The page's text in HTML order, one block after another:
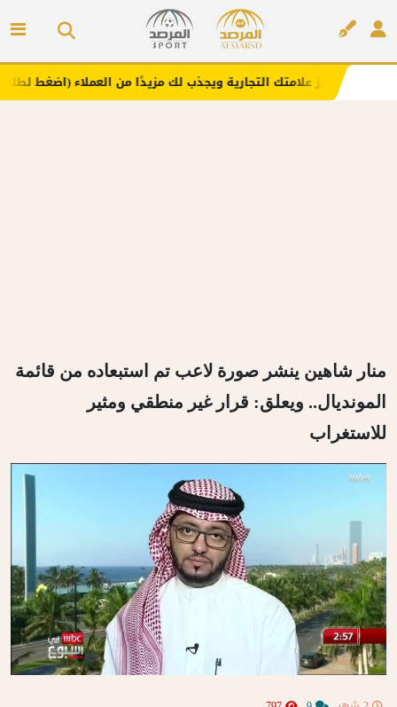
علامتك التجارية ويجذب لك مزيدًا من العملاء (اضغط لطلب الإعلان)
منار شاهين ينشر صورة لاعب تم استبعاده من قائمة
المونديال.. ويعلق: قرار غير منطقي ومثير
للاستغراب